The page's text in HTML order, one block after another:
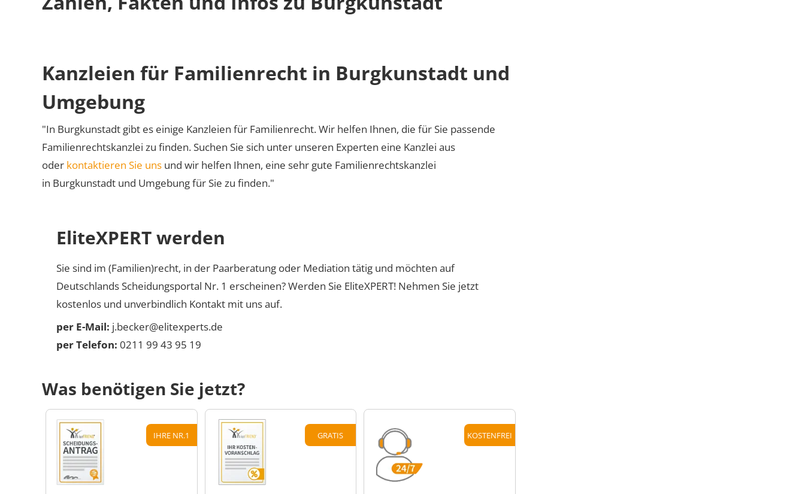
Kanzleien für Familienrecht in Burgkunstadt und
Umgebung
"In Burgkunstadt gibt es einige Kanzleien für Familienrecht. Wir helfen Ihnen, die für Sie passende
Familienrechtskanzlei zu finden. Suchen Sie sich unter unseren Experten eine Kanzlei aus
oder kontaktieren Sie uns und wir helfen Ihnen, eine sehr gute Familienrechtskanzlei
in Burgkunstadt und Umgebung für Sie zu finden."
EliteXPERT werden
Sie sind im (Familien)recht, in der Paarberatung oder Mediation tätig und möchten auf
Deutschlands Scheidungsportal Nr. 1 erscheinen? Werden Sie EliteXPERT! Nehmen Sie jetzt
kostenlos und unverbindlich Kontakt mit uns auf.
per E-Mail: j.becker@elitexperts.de
per Telefon: 0211 99 43 95 19
Was benötigen Sie jetzt?
IHRE NR.1 GRATIS KOSTENFREI